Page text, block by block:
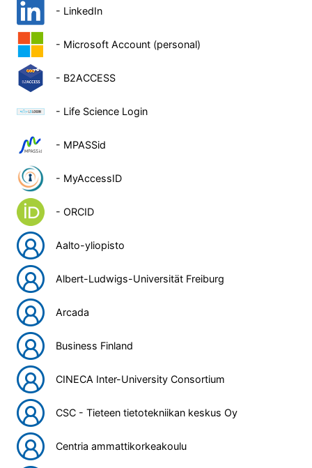
- LinkedIn
- Microsoft Account (personal)
- B2ACCESS
- Life Science Login
- MPASSid
- MyAccessID
- ORCID
Aalto-yliopisto
Albert-Ludwigs-Universität Freiburg
Arcada
Business Finland
CINECA Inter-University Consortium
CSC - Tieteen tietotekniikan keskus Oy
Centria ammattikorkeakoulu